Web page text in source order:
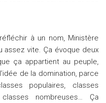
à un nom, Ministère
assez vite. Ça évoque deux
ça appartient au peuple,
de la domination, parce
populaires, classes
nombreuses… Ça